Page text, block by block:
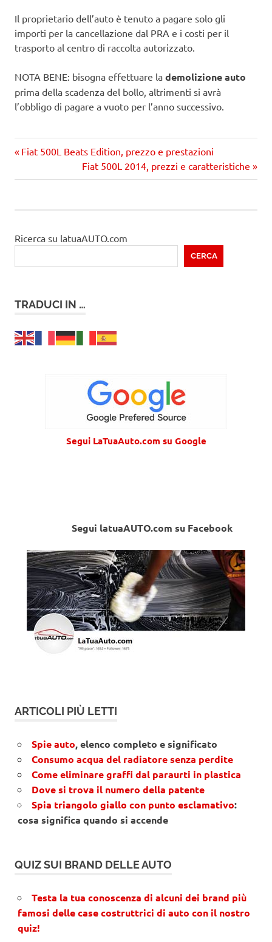
Il proprietario dell’auto è tenuto a pagare solo gli
importi per la cancellazione dal PRA e i costi per il
trasporto al centro di raccolta autorizzato.
NOTA BENE: bisogna effettuare la demolizione auto
prima della scadenza del bollo, altrimenti si avrà
l’obbligo di pagare a vuoto per l’anno successivo.
Navigazione
articoli
Precedente
Fiat 500L Beats Edition, prezzo e prestazioni
Prossimo
articolo
Fiat 500L 2014, prezzi e caratteristiche
Ricerca su latuaAUTO.com
CERCA
TRADUCI IN …
Segui LaTuaAuto.com su Google
Segui latuaAUTO.com su Facebook
ARTICOLI PIÙ LETTI
Spie auto, elenco completo e significato
Consumo acqua del radiatore senza perdite
Come eliminare graffi dal paraurti in plastica
Dove si trova il numero della patente
Spia triangolo giallo con punto esclamativo:
cosa significa quando si accende
QUIZ SUI BRAND DELLE AUTO
Testa la tua conoscenza di alcuni dei brand più
famosi delle case costruttrici di auto con il nostro
quiz!